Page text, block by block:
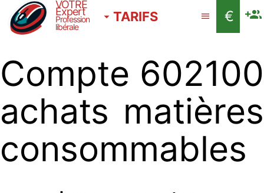
VOTRE
Expert
Profession
libérale
TARIFS €
Compte 602100
achats matières
consommables